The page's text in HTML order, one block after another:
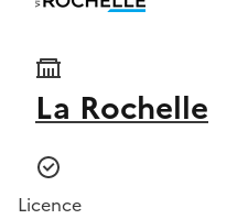
La Rochelle
Licence